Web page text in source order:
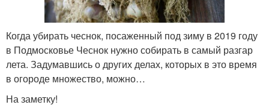
Когда убирать чеснок, посаженный под зиму в 2019 году
в Подмосковье Чеснок нужно собирать в самый разгар
лета. Задумавшись о других делах, которых в это время
в огороде множество, можно…
На заметку!